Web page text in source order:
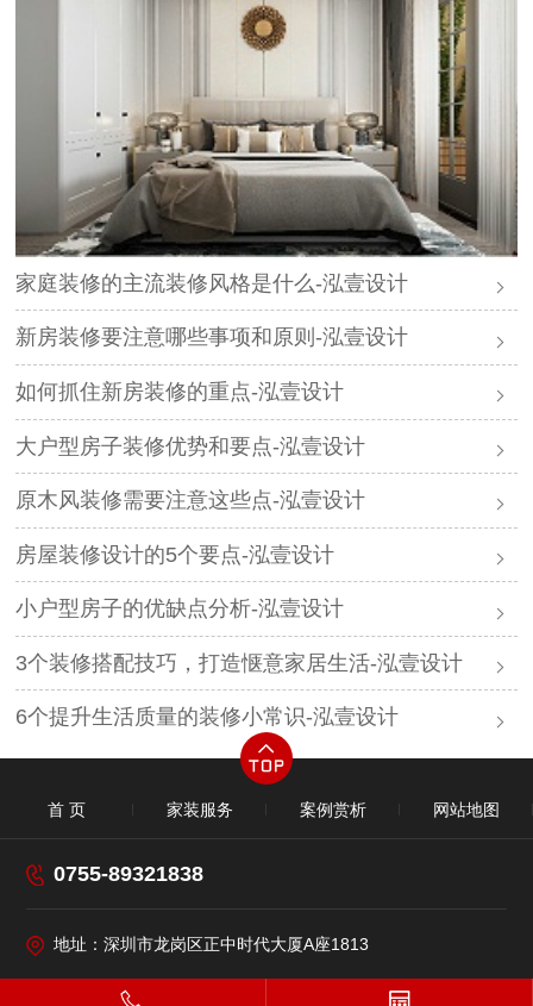
家庭装修的主流装修风格是什么-泓壹设计
新房装修要注意哪些事项和原则-泓壹设计
如何抓住新房装修的重点-泓壹设计
大户型房子装修优势和要点-泓壹设计
原木风装修需要注意这些点-泓壹设计
房屋装修设计的5个要点-泓壹设计
小户型房子的优缺点分析-泓壹设计
3个装修搭配技巧，打造惬意家居生活-泓壹设计
6个提升生活质量的装修小常识-泓壹设计​
首 页 家装服务 案例赏析 网站地图
0755-89321838
地址：深圳市龙岗区正中时代大厦A座1813